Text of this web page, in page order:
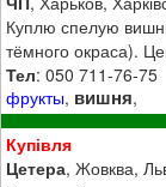
Куплю спелую
тёмного окраса).
Тел: 050 711-76-75
фрукты, вишня,
Купівля
Цетера, Жовква,